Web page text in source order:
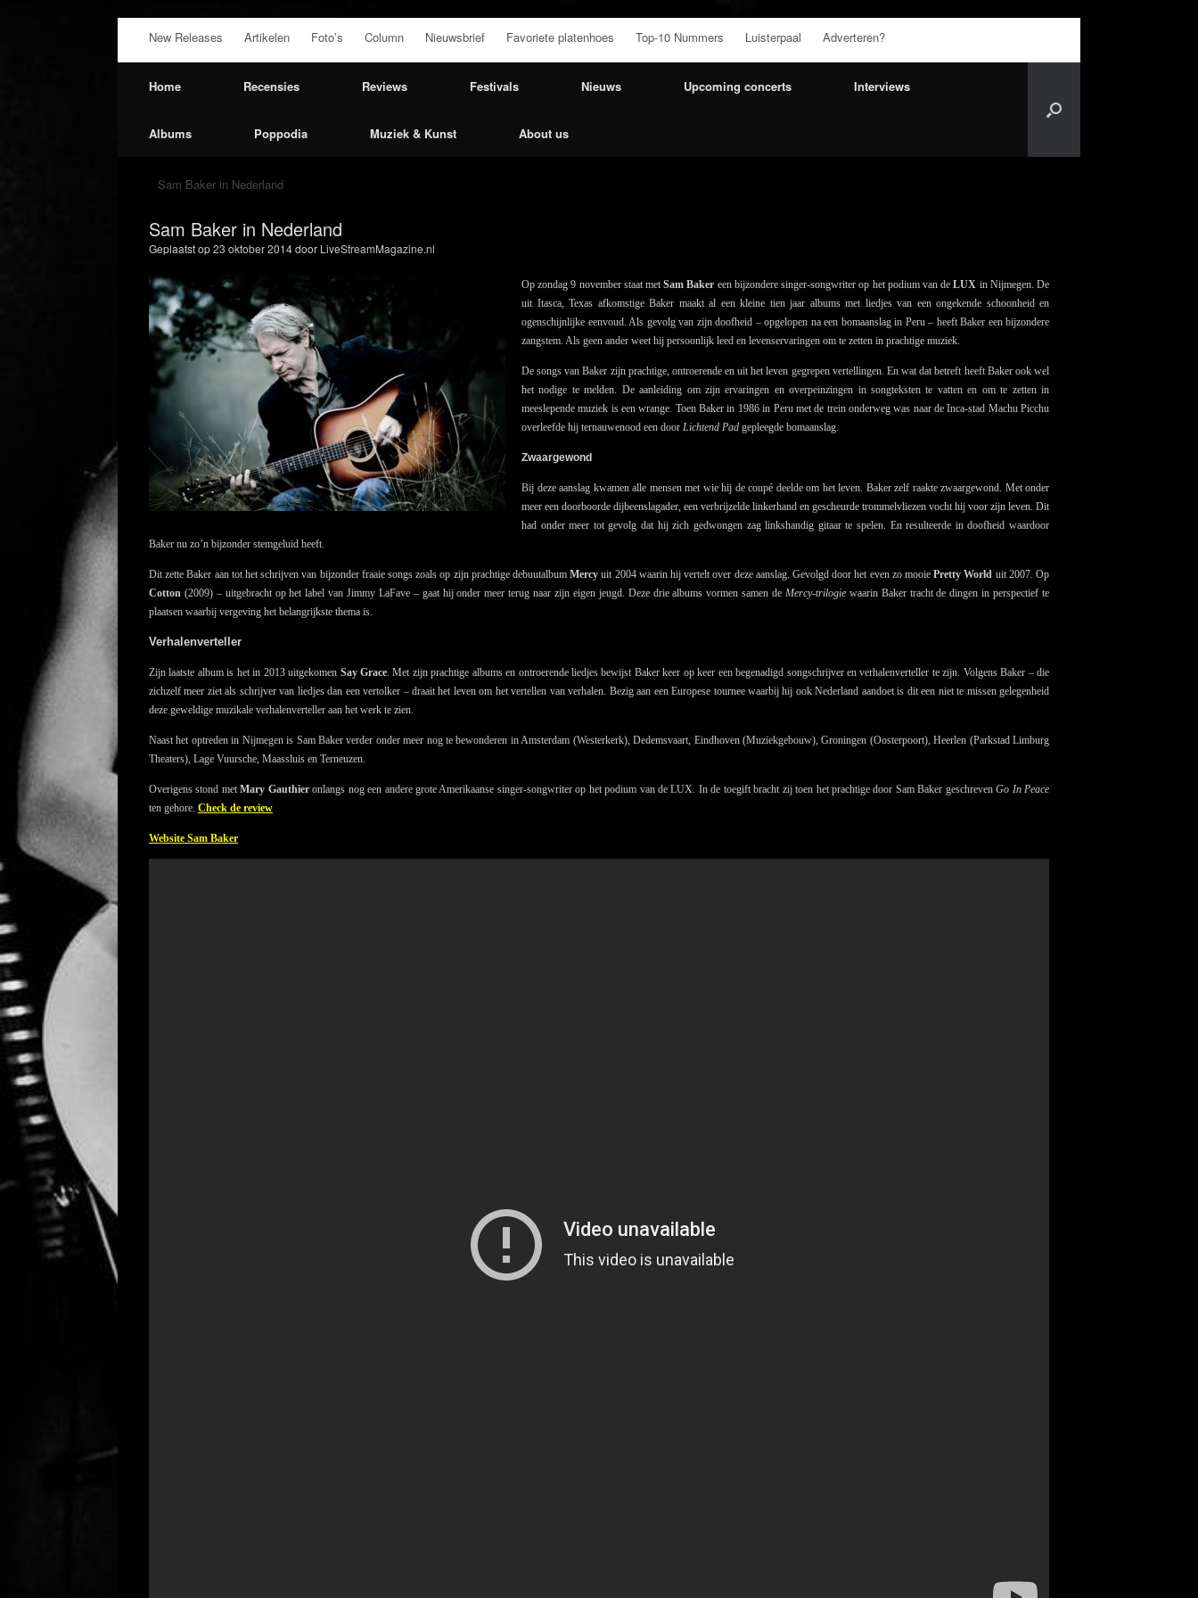
de
New Releases Artikelen Foto’s Column Nieuwsbrief Favoriete platenhoes Top-10 Nummers Luisterpaal Adverteren?
Home Recensies Reviews Festivals Nieuws Upcoming concerts Interviews
Albums Poppodia Muziek & Kunst About us
Sam Baker in Nederland
Sam Baker in Nederland
Geplaatst op23 oktober 2014door LiveStreamMagazine.nl
Op zondag 9 november staat metSam Baker een bijzondere singer-songwriter op het podium van deLUX in Nijmegen. De
uit Itasca, Texas afkomstige Baker maakt al een kleine tien jaar albums met liedjes van een ongekende schoonheid en
ogenschijnlijke eenvoud. Als gevolg van zijn doofheid – opgelopen na een bomaanslag in Peru – heeft Baker een bijzondere
zangstem. Als geen ander weet hij persoonlijk leed en levenservaringen om te zetten in prachtige muziek.
De songs van Baker zijn prachtige, ontroerende en uit het leven gegrepen vertellingen. En wat dat betreft heeft Baker ook wel
het nodige te melden. De aanleiding om zijn ervaringen en overpeinzingen in songteksten te vatten en om te zetten in
meeslepende muziek is een wrange. Toen Baker in 1986 in Peru met de trein onderweg was naar de Inca-stad Machu Picchu
overleefde hij ternauwenood een door Lichtend Pad gepleegde bomaanslag.
Zwaargewond
Bij deze aanslag kwamen alle mensen met wie hij de coupé deelde om het leven. Baker zelf raakte zwaargewond. Met onder
meer een doorboorde dijbeenslagader, een verbrijzelde linkerhand en gescheurde trommelvliezen vocht hij voor zijn leven. Dit
had onder meer tot gevolg dat hij zich gedwongen zag linkshandig gitaar te spelen. En resulteerde in doofheid waardoor
Baker nu zo’n bijzonder stemgeluid heeft.
Dit zette Baker aan tot het schrijven van bijzonder fraaie songs zoals op zijn prachtige debuutalbumMercy uit 2004 waarin hij vertelt over deze aanslag. Gevolgd door het even zo mooiePretty World uit 2007. Op
Cotton (2009) – uitgebracht op het label van Jimmy LaFave – gaat hij onder meer terug naar zijn eigen jeugd. Deze drie albums vormen samen de Mercy-trilogiewaarin Baker tracht de dingen in perspectief te
plaatsen waarbij vergeving het belangrijkste thema is.
Verhalenverteller
Zijn laatste album is het in 2013 uitgekomen Say Grace. Met zijn prachtige albums en ontroerende liedjes bewijst Baker keer op keer een begenadigd songschrijver en verhalenverteller te zijn. Volgens Baker – die
zichzelf meer ziet als schrijver van liedjes dan een vertolker – draait het leven om het vertellen van verhalen. Bezig aan een Europese tournee waarbij hij ook Nederland aandoet is dit een niet te missen gelegenheid
deze geweldige muzikale verhalenverteller aan het werk te zien.
Naast het optreden in Nijmegen is Sam Baker verder onder meer nog te bewonderen in Amsterdam (Westerkerk), Dedemsvaart, Eindhoven (Muziekgebouw), Groningen (Oosterpoort), Heerlen (Parkstad Limburg
Theaters), Lage Vuursche, Maassluis en Terneuzen.
Overigens stond metMary Gauthieronlangs nog een andere grote Amerikaanse singer-songwriter op het podium van de LUX. In de toegift bracht zij toen het prachtige door Sam Baker geschrevenGo In Peace
ten gehore. Check de review
Website Sam Baker